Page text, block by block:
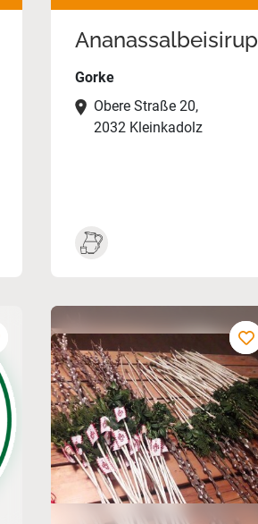
Ananassalbeisirup
Gorke
Obere Straße 20,
2032 Kleinkadolz